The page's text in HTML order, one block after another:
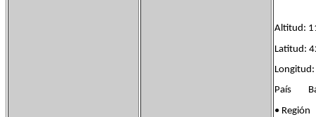
Altitud:
Latitud:
País
•